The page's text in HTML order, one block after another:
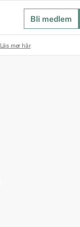
Bli medlem
Läs mer här